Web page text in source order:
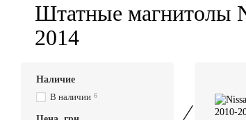
Штатные магнитолы
2014
Наличие
В наличии 6